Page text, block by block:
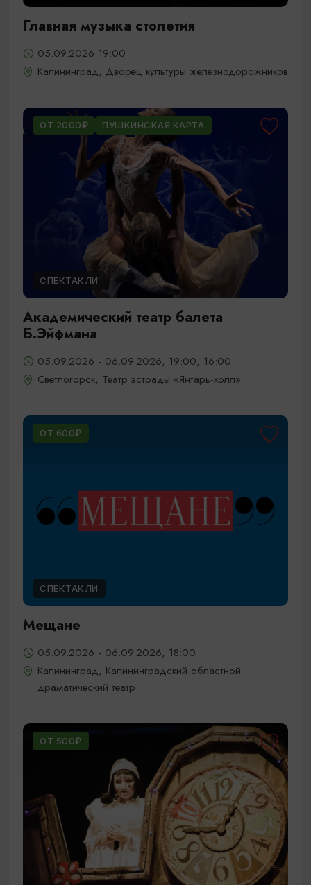
Главная музыка столетия
05.09.2026 19:00
Калининград, Дворец культуры железнодорожников
ОТ 2000₽ ПУШКИНСКАЯ КАРТА
СПЕКТАКЛИ
Академический театр балета
Б.Эйфмана
05.09.2026 - 06.09.2026, 19:00, 16:00
Светлогорск, Театр эстрады «Янтарь-холл»
ОТ 600₽
СПЕКТАКЛИ
Мещане
05.09.2026 - 06.09.2026, 18:00
Калининград, Калининградский областной
драматический театр
ОТ 500₽